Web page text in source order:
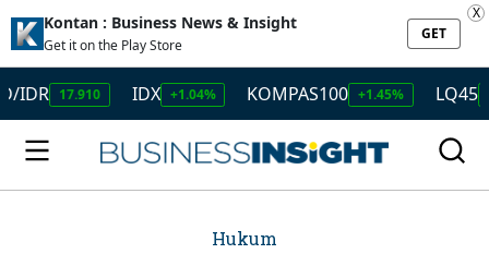
Kontan : Business News & Insight
Get it on the Play Store
GET
X
17.910 IDX +1.04% KOMPAS100 +1.45% LQ45
Hukum